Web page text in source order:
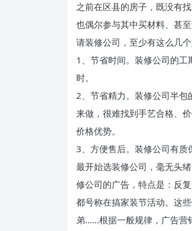
之前在区县的房子，既没有
也偶尔参与其中买材料、甚
请装修公司，至少有这么几个
1、节省时间。装修公司的
时。
2、节省精力。装修公司半包
来做，很难找到手艺合格、
价格优势。
3、方便售后。装修公司有质
最开始选装修公司，毫无头
修公司的广告，特点是：反
都号称在搞家装节活动。这
弟……根据一般规律，广告营